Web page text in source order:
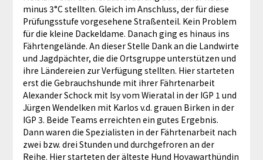
minus 3°C stellten. Gleich im Anschluss, der für diese
Prüfungsstufe vorgesehene Straßenteil. Kein Problem
für die kleine Dackeldame. Danach ging es hinaus ins
Fährtengelände. An dieser Stelle Dank an die Landwirte
und Jagdpächter, die die Ortsgruppe unterstützen und
ihre Ländereien zur Verfügung stellten. Hier starteten
erst die Gebrauchshunde mit ihrer Fährtenarbeit
Alexander Schock mit Isy vom Wieratal in der IGP 1 und
Jürgen Wendelken mit Karlos v.d. grauen Birken in der
IGP 3. Beide Teams erreichten ein gutes Ergebnis.
Dann waren die Spezialisten in der Fährtenarbeit nach
zwei bzw. drei Stunden und durchgefroren an der
Reihe. Hier starteten der älteste Hund Hovawarthündin